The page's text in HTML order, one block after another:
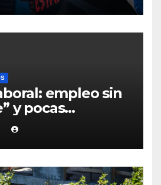
a la empresa
empleo sin
y pocas
empresariales
de personal